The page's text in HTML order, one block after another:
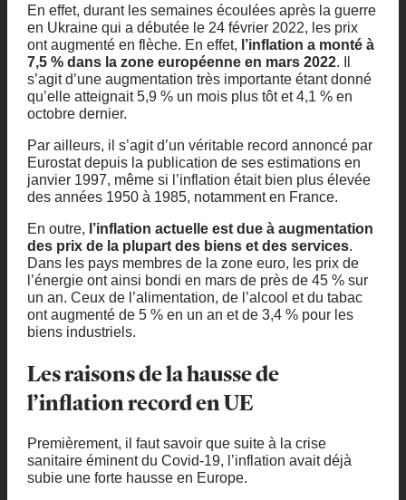
En effet, durant les semaines écoulées après la guerre
en Ukraine qui a débutée le 24 février 2022, les prix
ont augmenté en flèche. En effet, l’inflation a monté à
7,5 % dans la zone européenne en mars 2022 . Il
s’agit d’une augmentation très importante étant donné
qu’elle atteignait 5,9 % un mois plus tôt et 4,1 % en
octobre dernier.
Par ailleurs, il s’agit d’un véritable record annoncé par
Eurostat depuis la publication de ses estimations en
janvier 1997, même si l’inflation était bien plus élevée
des années 1950 à 1985, notamment en France.
En outre, l’inflation actuelle est due à augmentation
des prix de la plupart des biens et des services.
Dans les pays membres de la zone euro, les prix de
l’énergie ont ainsi bondi en mars de près de 45 % sur
un an. Ceux de l’alimentation, de l’alcool et du tabac
ont augmenté de 5 % en un an et de 3,4 % pour les
biens industriels.
Les raisons de la hausse de
l’inflation record en UE
Premièrement, il faut savoir que suite à la crise
sanitaire éminent du Covid-19, l’inflation avait déjà
subie une forte hausse en Europe.